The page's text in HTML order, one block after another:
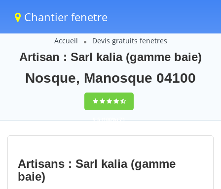
Chantier fenetre
Accueil Devis gratuits fenetres
Artisan : Sarl kalia (gamme baie)
Nosque, Manosque 04100
9,5(100%)71
votes
Artisans : Sarl kalia (gamme
baie)